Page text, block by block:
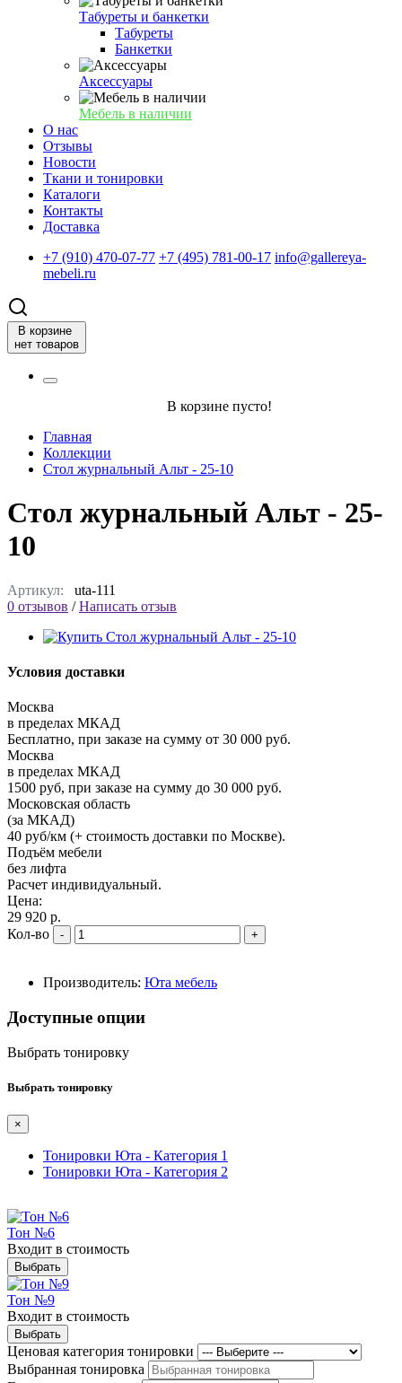
Табуреты и банкетки
Табуреты
Банкетки
Аксессуары
Мебель в наличии
О нас
Отзывы
Новости
Ткани и тонировки
Каталоги
Контакты
Доставка
+7 (910) 470-07-77 +7 (495) 781-00-17 info@gallereya-
mebeli.ru
В корзине
нет товаров
В корзине пусто!
Главная
Коллекции
Стол журнальный Альт - 25-10
Стол журнальный Альт - 25-
10
Артикул: uta-111
0 отзывов /Написать отзыв
Условия доставки
Москва
в пределах МКАД
Бесплатно, при заказе на сумму от 30 000 руб.
Москва
в пределах МКАД
1500 руб, при заказе на сумму до 30 000 руб.
Московская область
(за МКАД)
40 руб/км (+ стоимость доставки по Москве).
Подъём мебели
без лифта
Расчет индивидуальный.
Цена:
29 920 р.
Кол-во
- +
Производитель: Юта мебель
Доступные опции
Выбрать тонировку
Выбрать тонировку
×
Тонировки Юта - Категория 1
Тонировки Юта - Категория 2
Тон №6
Входит в стоимость
Выбрать
Тон №9
Входит в стоимость
Выбрать
Ценовая категория тонировки
Выбранная тонировка